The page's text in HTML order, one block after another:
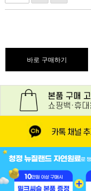
바로 구매하기